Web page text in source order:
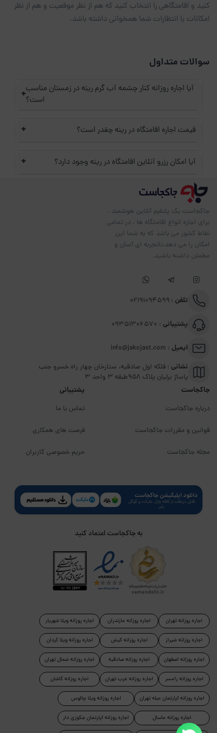
کنید و اقامتگاهی را انتخاب کنید که هم از نظر موقعیت و هم از نظر
امکانات با انتظارات شما همخوانی داشته باشد.
سوالات متداول
آیا اجاره روزانه کنار چشمه آب گرم رینه در زمستان مناسب
است؟+
قیمت اجاره اقامتگاه در رینه چقدر است؟ +
آیا امکان رزرو آنلاین اقامتگاه در رینه وجود دارد؟ +
جاکجاست یک پلتفرم آنلاین هوشمند ،
برای اجاره انواع اقامتگاه ها ، در تمامی
نقاط کشور می باشد که به شما این
امکان را می دهد،تاتجربه ای آسان و
مطمئن داشته باشید.
تلفن : 02191094599
پشتیبانی :
ایمیل :
نشانی :فلکه اول صادقیه، ستارخان چهار راه خسرو جنب
پاساژ برلیان پلاک ۹۵۸طبقه 3 واحد 3
جاکجاست
درباره جاکجاست
قوانین و مقررات جاکجاست
مجله جاکجاست
پشتیبانی
تماس با ما
فرصت های همکاری
حریم خصوصی کاربران
دانلود اپلیکیشن جاکجاست
قابل دریافت از کافه بازار، مایکت و گوگل
پلی
به جاکجاست اعتماد کنید
اجاره روزانه تهران
اجاره روزانه شیراز
اجاره روزانه اصفهان
اجاره روزانه رامسر
اجاره روزانه مازندران
اجاره روزانه کیش
اجاره روزانه صادقیه
اجاره روزانه غرب تهران
اجاره روزانه ویلا شهریار
اجاره روزانه ویلا کردان
اجاره روزانه شمال تهران
اجاره روزانه کاشان
اجاره روزانه آپارتمان مبله تهران
اجاره روزانه ماسال
اجاره روزانه ویلا چالوس
اجاره روزانه آپارتمان جکوزی دار